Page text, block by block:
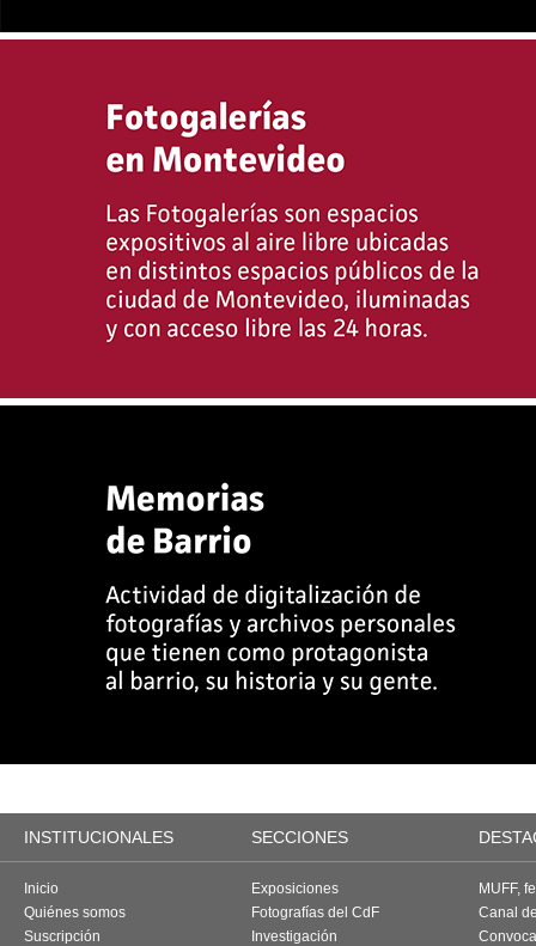
INSTITUCIONALES SECCIONES
Inicio
Quiénes somos
Suscripción
Exposiciones
Fotografías del CdF
Investigación
MUFF,
Canal